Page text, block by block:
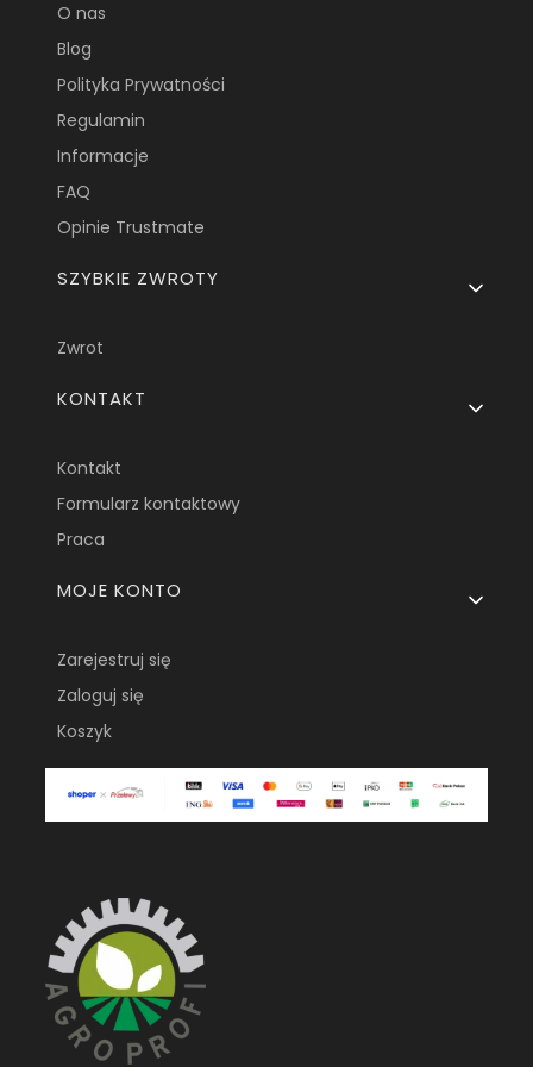
O nas
Blog
Polityka Prywatności
Regulamin
Informacje
FAQ
Opinie Trustmate
SZYBKIE ZWROTY
Zwrot
KONTAKT
Kontakt
Formularz kontaktowy
Praca
MOJE KONTO
Zarejestruj się
Zaloguj się
Koszyk